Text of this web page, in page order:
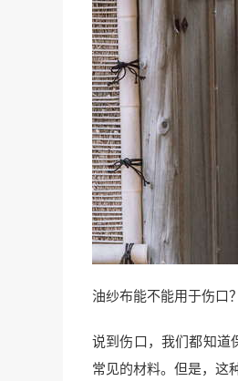
油纱布能不能用于伤口？
说到伤口，我们都知道
常见的材料。但是，这